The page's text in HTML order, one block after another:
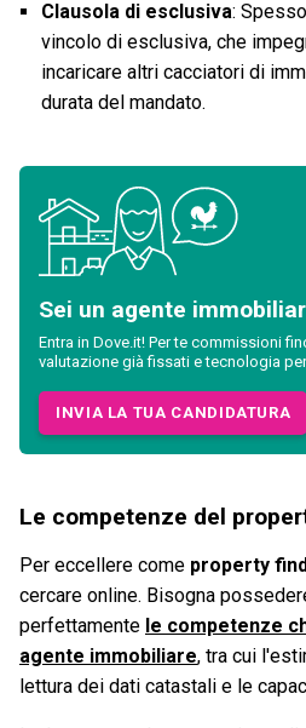
Clausola di esclusiva:
vincolo di esclusiva, che
incaricare altri cacciatori di
durata del mandato.
Sei un agente
Entra in Dove.it! Per te commissioni
valutazione già fissati e tecnologia
INVIA LA TUA CANDIDATURA
Le competenze del
Per eccellere come property
cercare online. Bisogna
perfettamente le competenze
agente immobiliare, tra cui
lettura dei dati catastali e le